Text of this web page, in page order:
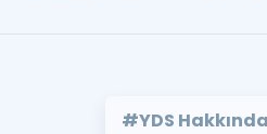
#YDS